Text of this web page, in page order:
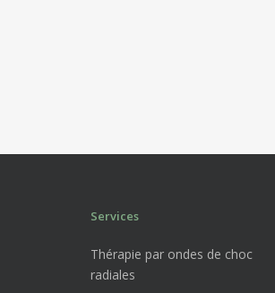
Services
Thérapie par ondes de choc
radiales